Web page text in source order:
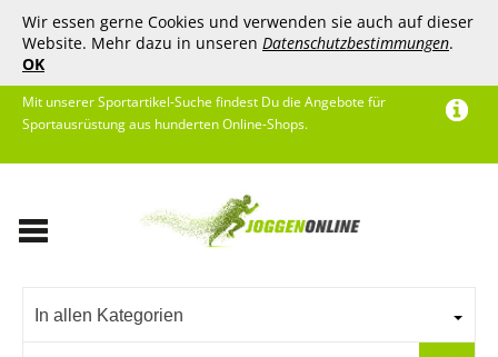
Wir essen gerne Cookies und verwenden sie auch auf dieser
Website. Mehr dazu in unseren Datenschutzbestimmungen.
OK
Mit unserer Sportartikel-Suche findest Du die Angebote für
Sportausrüstung aus hunderten Online-Shops.
In allen Kategorien